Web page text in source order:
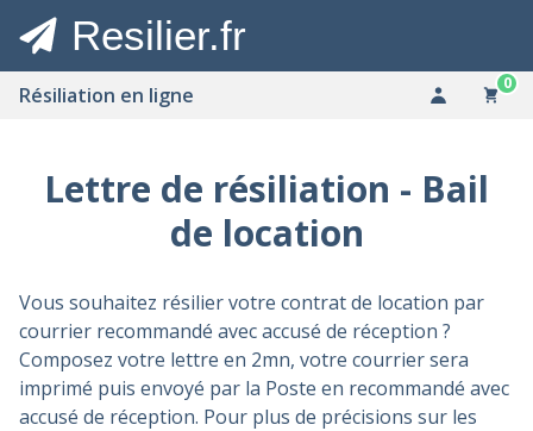
Resilier.fr
Résiliation en ligne 0
Lettre de résiliation - Bail
de location
Vous souhaitez résilier votre contrat de location par
courrier recommandé avec accusé de réception ?
Composez votre lettre en 2mn, votre courrier sera
imprimé puis envoyé par la Poste en recommandé avec
accusé de réception. Pour plus de précisions sur les